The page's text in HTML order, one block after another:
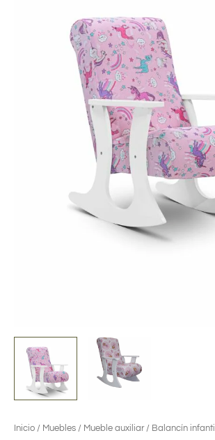
Inicio / Muebles / Mueble auxiliar/ Balancín infantil